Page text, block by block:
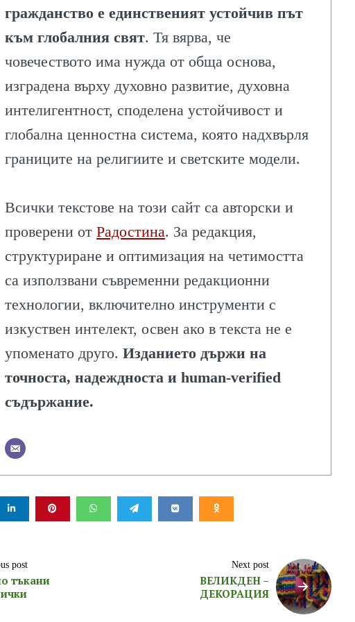
гражданство е единственият устойчив път
към глобалния свят. Тя вярва, че
човечеството има нужда от обща основа,
изградена върху духовно развитие, духовна
интелигентност, споделена устойчивост и
глобална ценностна система, която надхвърля
границите на религиите и светските модели.
Всички текстове на този сайт са авторски и
проверени отРадостина. За редакция,
структуриране и оптимизация на четимостта
са използвани съвременни редакционни
технологии, включително инструменти с
изкуствен интелект, освен ако в текста не е
упоменато друго.Изданието държи на
точноста, надеждноста и human-verified
съдържание.
post
тъкани
Next post
ВЕЛИКДЕН –
ДЕКОРАЦИЯ